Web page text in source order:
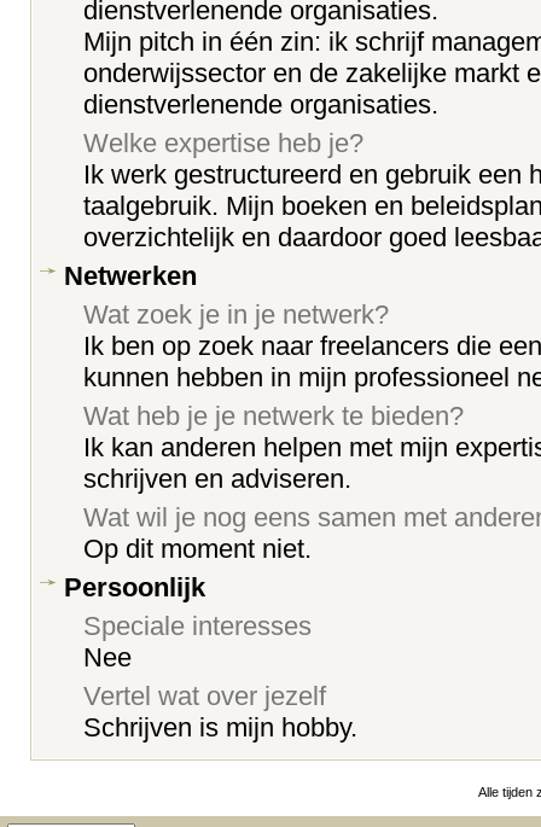
dienstverlenende organisaties.
Mijn pitch in één zin: ik schrijf
onderwijssector en de zakelijke markt
dienstverlenende organisaties.
Welke expertise heb je?
Ik werk gestructureerd en gebruik een
taalgebruik. Mijn boeken en
overzichtelijk en daardoor goed
Netwerken
Wat zoek je in je netwerk?
Ik ben op zoek naar freelancers die
kunnen hebben in mijn professioneel
Wat heb je je netwerk te bieden?
Ik kan anderen helpen met mijn
schrijven en adviseren.
Wat wil je nog eens samen met
Op dit moment niet.
Persoonlijk
Speciale interesses
Nee
Vertel wat over jezelf
Schrijven is mijn hobby.
Alle tijden